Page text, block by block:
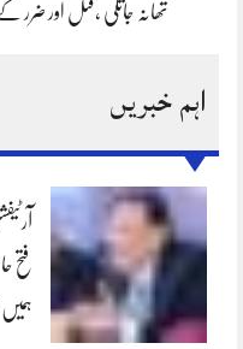
تھانہ جاتلی ،قتل اور ضرر
اہم خبریں
ہمیں